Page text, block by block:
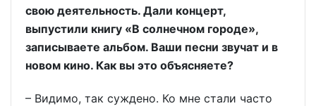
свою деятельность. Дали концерт,
выпустили книгу «В солнечном городе»,
записываете альбом. Ваши песни звучат и в
новом кино. Как вы это объясняете?
– Видимо, так суждено. Ко мне стали часто